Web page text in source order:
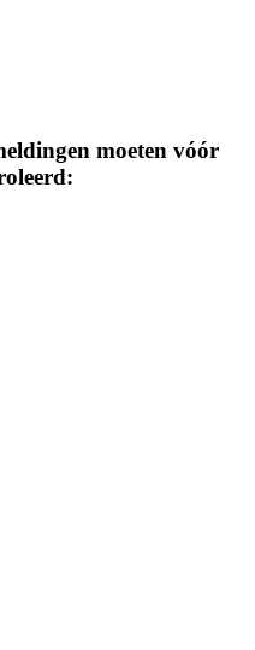
moeten vóór